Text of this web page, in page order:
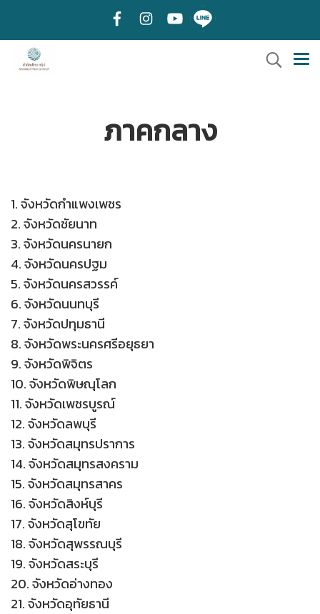
ภาคกลาง
1. จังหวัดกำแพงเพชร
2. จังหวัดชัยนาท
3. จังหวัดนครนายก
4. จังหวัดนครปฐม
5. จังหวัดนครสวรรค์
6. จังหวัดนนทบุรี
7. จังหวัดปทุมธานี
8. จังหวัดพระนครศรีอยุธยา
9. จังหวัดพิจิตร
10. จังหวัดพิษณุโลก
11. จังหวัดเพชรบูรณ์
12. จังหวัดลพบุรี
13. จังหวัดสมุทรปราการ
14. จังหวัดสมุทรสงคราม
15. จังหวัดสมุทรสาคร
16. จังหวัดสิงห์บุรี
17. จังหวัดสุโขทัย
18. จังหวัดสุพรรณบุรี
19. จังหวัดสระบุรี
20. จังหวัดอ่างทอง
21. จังหวัดอุทัยธานี